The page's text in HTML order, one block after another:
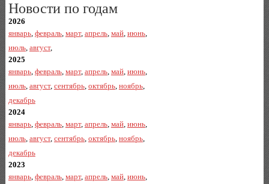
Новости по годам
2026
январь, февраль, март, апрель, май, июнь,
июль, август,
2025
январь, февраль, март, апрель, май, июнь,
июль, август, сентябрь, октябрь, ноябрь,
декабрь
2024
январь, февраль, март, апрель, май, июнь,
июль, август, сентябрь, октябрь, ноябрь,
декабрь
2023
январь, февраль, март, апрель, май, июнь,